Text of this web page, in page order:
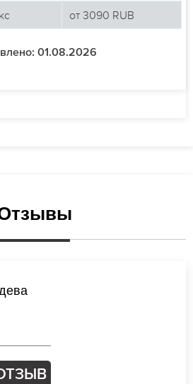
от 3090 RUB
01.08.2026